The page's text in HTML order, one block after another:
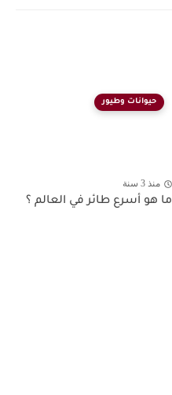
حيوانات وطيور
منذ 3 سنة
ما هو أسرع طائر في العالم ؟